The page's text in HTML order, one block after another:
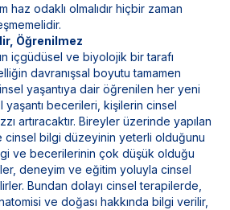
haz odaklı olmalıdır hiçbir zaman
Öğrenilmez
içgüdüsel ve biyolojik bir tarafı
davranışsal boyutu tamamen
yaşantıya dair öğrenilen her yeni
becerileri, kişilerin cinsel
artıracaktır. Bireyler üzerinde yapılan
cinsel bilgi düzeyinin yeterli olduğunu
ve becerilerinin çok düşük olduğu
deneyim ve eğitim yoluyla cinsel
Bundan dolayı cinsel terapilerde,
ve doğası hakkında bilgi verilir,